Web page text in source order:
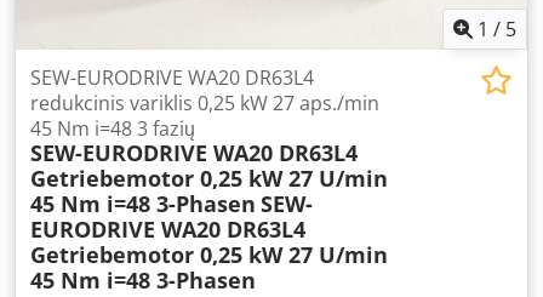
1 / 5
SEW-EURODRIVE WA20 DR63L4
redukcinis variklis 0,25 kW 27 aps./min
45 Nm i=48 3 fazių
SEW-EURODRIVE WA20 DR63L4
Getriebemotor 0,25 kW 27 U/min
45 Nm i=48 3-Phasen SEW-
EURODRIVE WA20 DR63L4
Getriebemotor 0,25 kW 27 U/min
45 Nm i=48 3-Phasen